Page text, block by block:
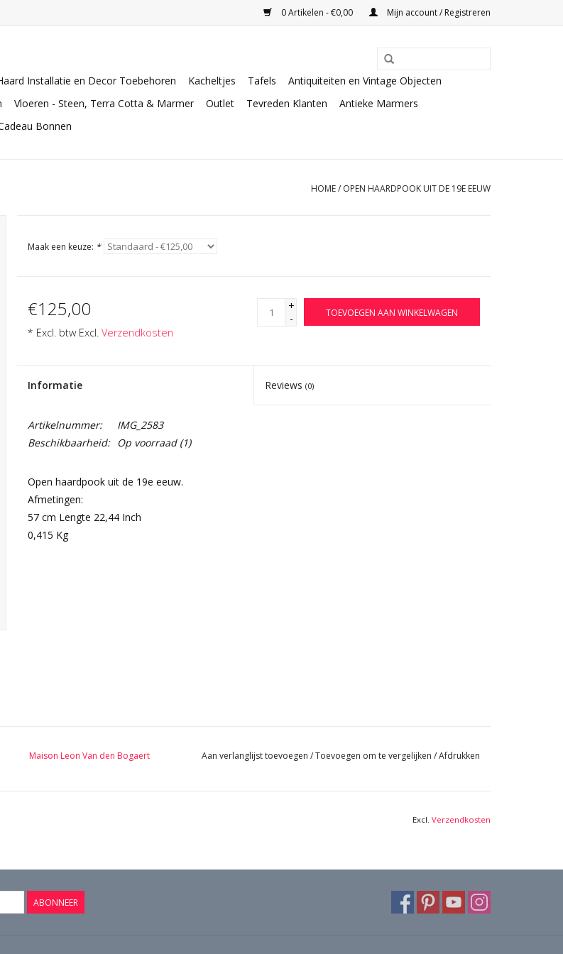
0 Artikelen - €0,00 Mijn account / Registreren
Installatie en Decor Toebehoren Kacheltjes Tafels
Antiquiteiten en Vintage Objecten
Vloeren - Steen, Terra Cotta & Marmer Outlet Tevreden Klanten
Antieke Marmers
Bonnen
HOME/ OPEN HAARDPOOK UIT DE 19E EEUW
Maak een keuze: *
€125,00
* Excl. btw Excl. Verzendkosten
+
-
TOEVOEGEN AAN WINKELWAGEN
Informatie Reviews(0)
Artikelnummer:
IMG_2583
Beschikbaarheid:
Op voorraad(1)
Open haardpook uit de 19e eeuw.
Afmetingen:
57 cm Lengte 22,44 Inch
0,415 Kg
Maison Leon Van den Bogaert Aan verlanglijst toevoegen /Toevoegen om te vergelijken /Afdrukken
Excl. Verzendkosten
ABONNEER